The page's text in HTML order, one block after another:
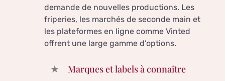
demande de nouvelles productions. Les
friperies, les marchés de seconde main et
les plateformes en ligne comme Vinted
offrent une large gamme d’options.
Marques et labels à connaître